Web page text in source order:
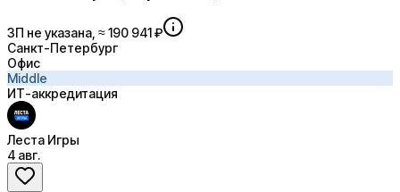
ЗП не указана, ≈ 190 941 ₽
Санкт-Петербург
Офис
Middle
ИТ-аккредитация
Леста Игры
4 авг.